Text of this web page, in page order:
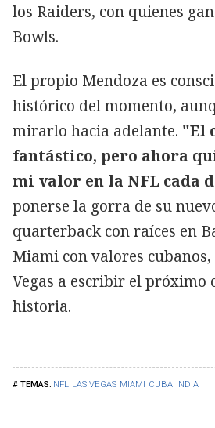
NFL LAS VEGAS MIAMI CUBA INDIA
los Raiders, con quienes
Bowls.
El propio Mendoza es
histórico del momento,
mirarlo hacia adelante. "El
fantástico, pero ahora
mi valor en la NFL cada
ponerse la gorra de su
quarterback con raíces en
Miami con valores
Vegas a escribir el próximo
historia.